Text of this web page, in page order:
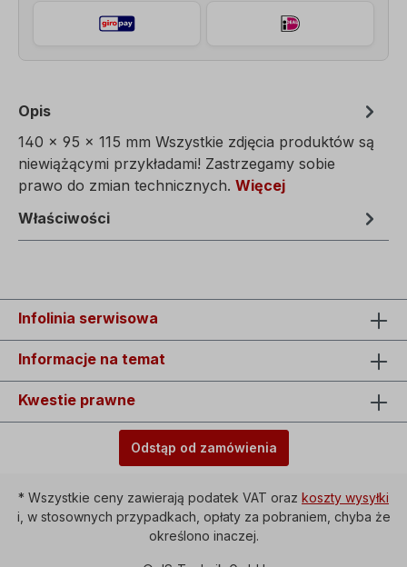
Opis
140 x 95 x 115 mm Wszystkie zdjęcia produktów są
niewiążącymi przykładami! Zastrzegamy sobie
prawo do zmian technicznych. Więcej
Właściwości
Infolinia serwisowa
Informacje na temat
Kwestie prawne
Odstąp od zamówienia
* Wszystkie ceny zawierają podatek VAT oraz koszty wysyłki
i, w stosownych przypadkach, opłaty za pobraniem, chyba że
określono inaczej.